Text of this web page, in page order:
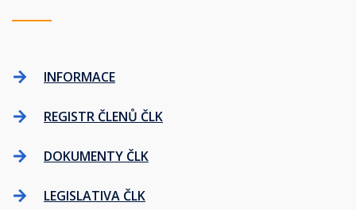
INFORMACE
REGISTR ČLENŮ ČLK
DOKUMENTY ČLK
LEGISLATIVA ČLK